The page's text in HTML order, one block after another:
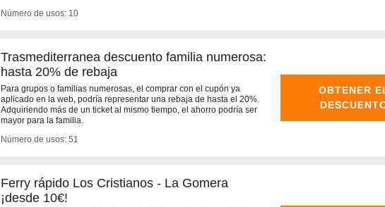
Número de usos: 10
Trasmediterranea descuento familia numerosa:
hasta 20% de rebaja
Para grupos o familias numerosas, el comprar con el cupón ya
aplicado en la web, podría representar una rebaja de hasta el 20%.
Adquiriendo más de un ticket al mismo tiempo, el ahorro podría ser
mayor para la familia.
Número de usos: 51
OBTENER
Ferry rápido Los Cristianos - La Gomera
¡desde 10€!